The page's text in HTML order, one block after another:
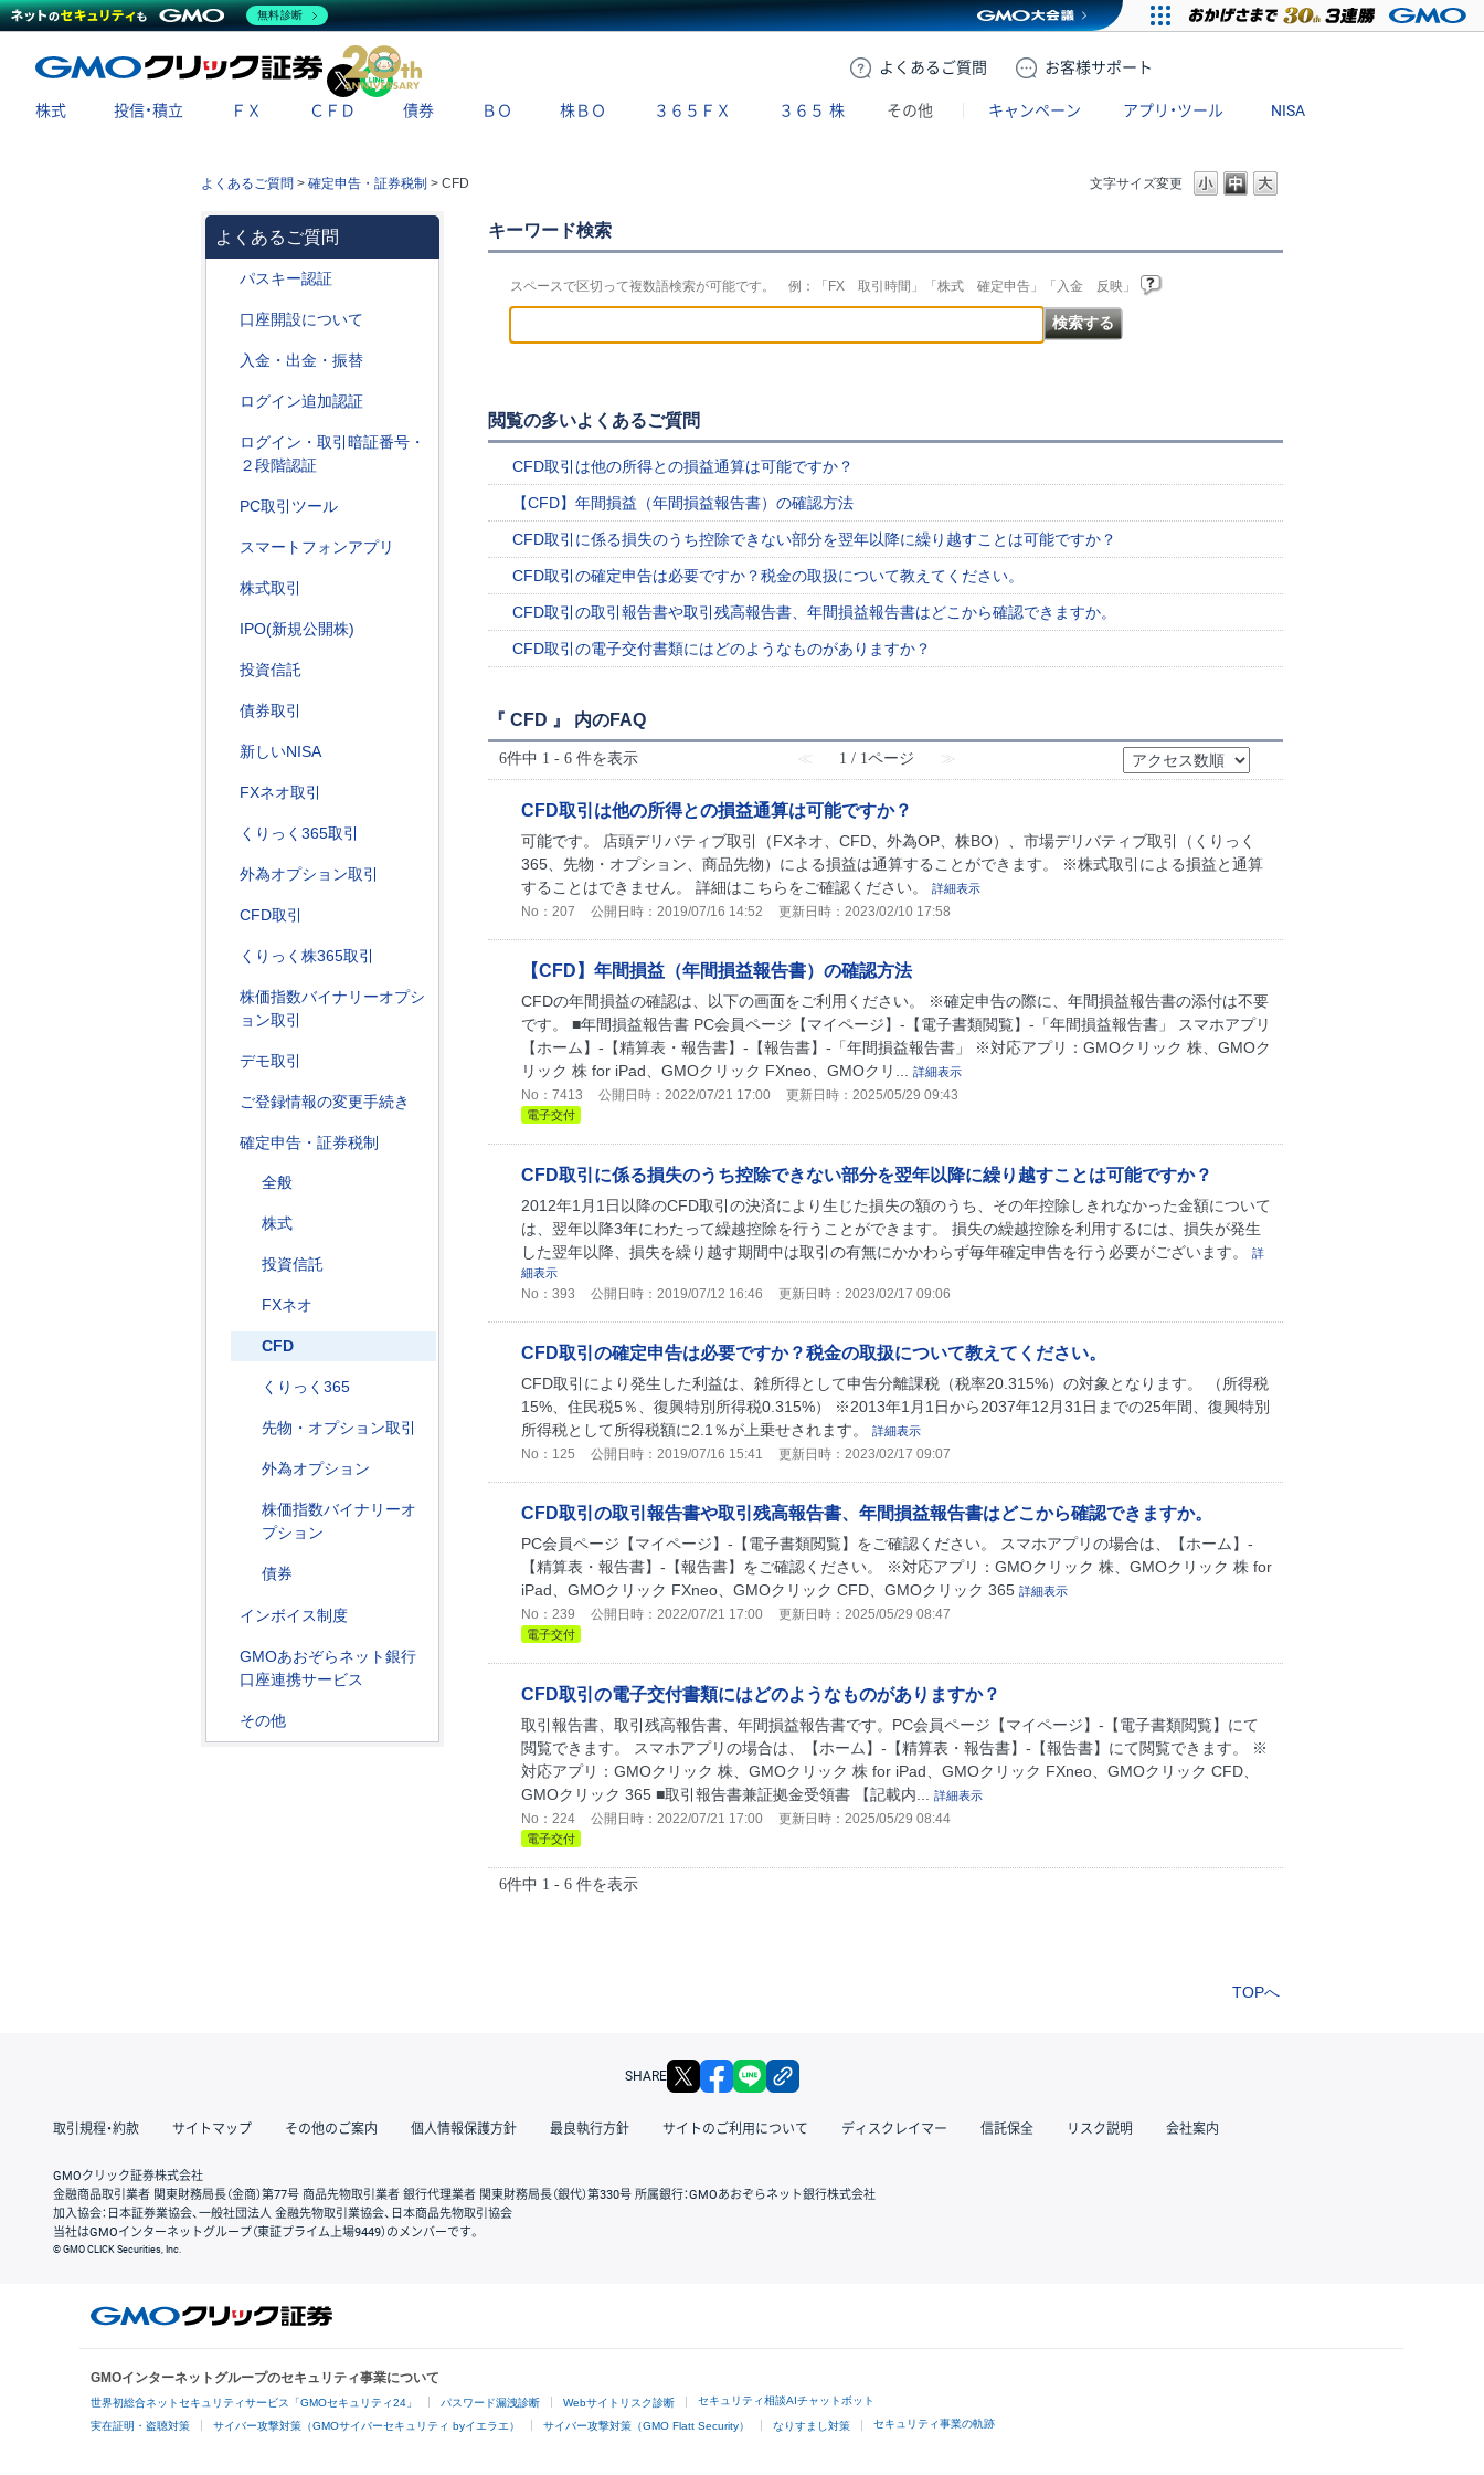
よくある ご質問 お客様サポート
X
株式 投信・積立 ＦＸ ＣＦＤ 債券 ＢＯ 株ＢＯ ３６５ＦＸ ３６５ 株 その他 キャンペーン アプリ・ツール NISA
文字サイズ変更
よくあるご質問 > 確定申告・証券税制 > CFD
よくあるご質問
パスキー認証
口座開設について
入金・出金・振替
ログイン追加認証
ログイン・取引暗証番号・
２段階認証
PC取引ツール
スマートフォンアプリ
株式取引
IPO(新規公開株)
投資信託
債券取引
新しいNISA
FXネオ取引
くりっく365取引
外為オプション取引
CFD取引
くりっく株365取引
株価指数バイナリーオプシ
ョン取引
デモ取引
ご登録情報の変更手続き
確定申告・証券税制
全般
株式
投資信託
FXネオ
CFD
くりっく365
先物・オプション取引
外為オプション
株価指数バイナリーオ
プション
債券
インボイス制度
GMOあおぞらネット銀行
口座連携サービス
その他
キーワード検索
スペースで区切って複数語検索が可能です。 例：「FX 取引時間」「株式 確定申告」「入金 反映」
閲覧の多いよくあるご質問
CFD取引は他の所得との損益通算は可能ですか？
【CFD】年間損益（年間損益報告書）の確認方法
CFD取引に係る損失のうち控除できない部分を翌年以降に繰り越すことは可能ですか？
CFD取引の確定申告は必要ですか？税金の取扱について教えてください。
CFD取引の取引報告書や取引残高報告書、年間損益報告書はどこから確認できますか。
CFD取引の電子交付書類にはどのようなものがありますか？
『 CFD 』 内のFAQ
6件中 1 - 6 件を表示 ≪ 1 / 1ページ ≫
CFD取引は他の所得との損益通算は可能ですか？
可能です。 店頭デリバティブ取引（FXネオ、CFD、外為OP、株BO）、市場デリバティブ取引（くりっく
365、先物・オプション、商品先物）による損益は通算することができます。 ※株式取引による損益と通算
することはできません。 詳細はこちらをご確認ください。
詳細表示
No：207 公開日時：2019/07/16 14:52 更新日時：2023/02/10 17:58
【CFD】年間損益（年間損益報告書）の確認方法
CFDの年間損益の確認は、以下の画面をご利用ください。 ※確定申告の際に、年間損益報告書の添付は不要
です。 ■年間損益報告書 PC会員ページ【マイページ】-【電子書類閲覧】-「年間損益報告書」 スマホアプリ
【ホーム】-【精算表・報告書】-【報告書】-「年間損益報告書」 ※対応アプリ：GMOクリック 株、GMOク
リック 株 for iPad、GMOクリック FXneo、GMOクリ...
詳細表示
No：7413 公開日時：2022/07/21 17:00 更新日時：2025/05/29 09:43
電子交付
CFD取引に係る損失のうち控除できない部分を翌年以降に繰り越すことは可能ですか？
2012年1月1日以降のCFD取引の決済により生じた損失の額のうち、その年控除しきれなかった金額について
は、翌年以降3年にわたって繰越控除を行うことができます。 損失の繰越控除を利用するには、損失が発生
した翌年以降、損失を繰り越す期間中は取引の有無にかかわらず毎年確定申告を行う必要がございます。
詳
細表示
No：393 公開日時：2019/07/12 16:46 更新日時：2023/02/17 09:06
CFD取引の確定申告は必要ですか？税金の取扱について教えてください。
CFD取引により発生した利益は、雑所得として申告分離課税（税率20.315%）の対象となります。 （所得税
15%、住民税5％、復興特別所得税0.315%） ※2013年1月1日から2037年12月31日までの25年間、復興特別
所得税として所得税額に2.1％が上乗せされます。
詳細表示
No：125 公開日時：2019/07/16 15:41 更新日時：2023/02/17 09:07
CFD取引の取引報告書や取引残高報告書、年間損益報告書はどこから確認できますか。
PC会員ページ【マイページ】-【電子書類閲覧】をご確認ください。 スマホアプリの場合は、【ホーム】-
【精算表・報告書】-【報告書】をご確認ください。 ※対応アプリ：GMOクリック 株、GMOクリック 株 for
iPad、GMOクリック FXneo、GMOクリック CFD、GMOクリック 365 詳細表示
No：239 公開日時：2022/07/21 17:00 更新日時：2025/05/29 08:47
電子交付
CFD取引の電子交付書類にはどのようなものがありますか？
取引報告書、取引残高報告書、年間損益報告書です。PC会員ページ【マイページ】-【電子書類閲覧】にて
閲覧できます。 スマホアプリの場合は、【ホーム】-【精算表・報告書】-【報告書】にて閲覧できます。 ※
対応アプリ：GMOクリック 株、GMOクリック 株 for iPad、GMOクリック FXneo、GMOクリック CFD、
GMOクリック 365 ■取引報告書兼証拠金受領書 【記載内...
詳細表示
No：224 公開日時：2022/07/21 17:00 更新日時：2025/05/29 08:44
電子交付
6件中 1 - 6 件を表示
TOPへ
SHARE X facebook
取引規程・約款 サイトマップ その他のご案内 個人情報保護方針 最良執行方針 サイトのご利用について ディスクレイマー 信託保全 リスク説明 会社案内
GMOクリック証券株式会社
金融商品取引業者 関東財務局長（金商）第77号 商品先物取引業者 銀行代理業者 関東財務局長（銀代）第330号 所属銀行：GMOあおぞらネット銀行株式会社
加入協会：日本証券業協会、一般社団法人 金融先物取引業協会、日本商品先物取引協会
当社はGMOインターネットグループ（東証プライム上場9449）のメンバーです。
© GMO CLICK Securities, Inc.
GMOインターネットグループのセキュリティ事業について
世界初総合ネットセキュリティサービス「GMOセキュリティ24」 パスワード漏洩診断 Webサイトリスク診断 セキュリティ相談AIチャットボット
実在証明・盗聴対策 サイバー攻撃対策（GMOサイバーセキュリティ byイエラエ） サイバー攻撃対策（GMO Flatt Security） なりすまし対策 セキュリティ事業の軌跡
無料診断